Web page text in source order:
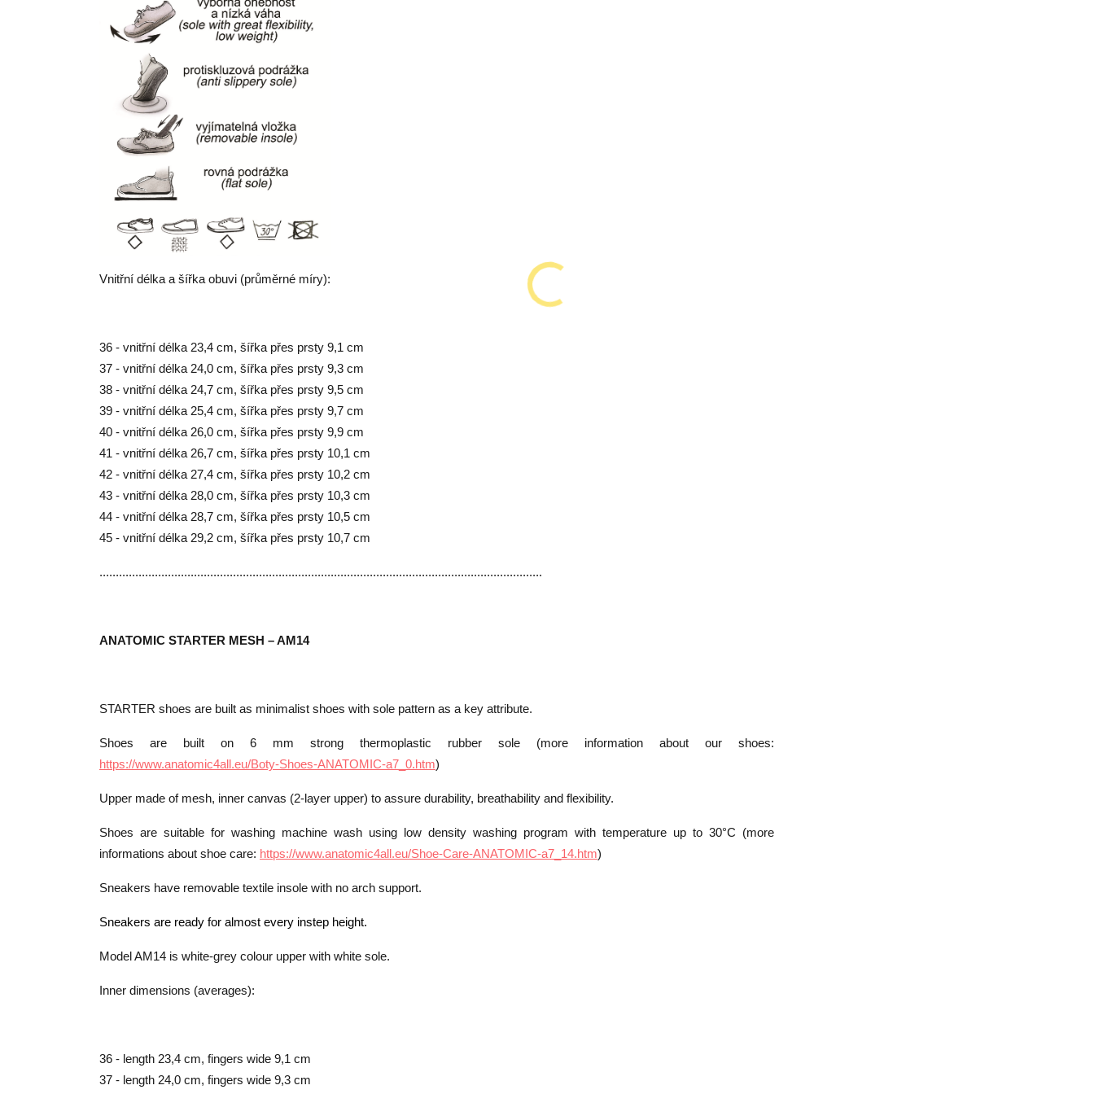
Vnitřní délka a šířka obuvi (průměrné míry):
36 - vnitřní délka 23,4 cm, šířka přes prsty 9,1 cm
37 - vnitřní délka 24,0 cm, šířka přes prsty 9,3 cm
38 - vnitřní délka 24,7 cm, šířka přes prsty 9,5 cm
39 - vnitřní délka 25,4 cm, šířka přes prsty 9,7 cm
40 - vnitřní délka 26,0 cm, šířka přes prsty 9,9 cm
41 - vnitřní délka 26,7 cm, šířka přes prsty 10,1 cm
42 - vnitřní délka 27,4 cm, šířka přes prsty 10,2 cm
43 - vnitřní délka 28,0 cm, šířka přes prsty 10,3 cm
44 - vnitřní délka 28,7 cm, šířka přes prsty 10,5 cm
45 - vnitřní délka 29,2 cm, šířka přes prsty 10,7 cm
........................................................................................................................................
ANATOMIC STARTER MESH – AM14
STARTER shoes are built as minimalist shoes with sole pattern as a key attribute.
Shoes are built on 6 mm strong thermoplastic rubber sole (more information about our shoes:
https://www.anatomic4all.eu/Boty-Shoes-ANATOMIC-a7_0.htm)
Upper made of mesh, inner canvas (2-layer upper) to assure durability, breathability and flexibility.
Shoes are suitable for washing machine wash using low density washing program with temperature up to 30°C (more
informations about shoe care: https://www.anatomic4all.eu/Shoe-Care-ANATOMIC-a7_14.htm)
Sneakers have removable textile insole with no arch support.
Sneakers are ready for almost every instep height.
Model AM14 is white-grey colour upper with white sole.
Inner dimensions (averages):
36 - length 23,4 cm, fingers wide 9,1 cm
37 - length 24,0 cm, fingers wide 9,3 cm